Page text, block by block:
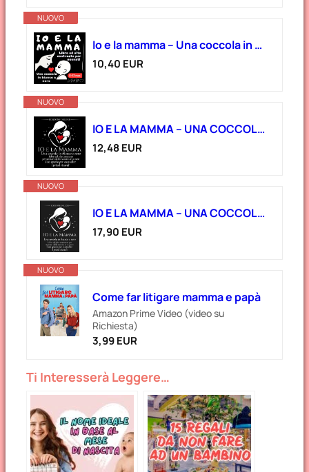
NUOVO
Io e la mamma – Una coccola in bianco e nero: Libro ad alto contrasto per neonati (0 -12 mesi)
10,40 EUR
NUOVO
IO E LA MAMMA – UNA COCCOLA IN BIANCO E NERO: Libro ad alto contrasto per neonati dalla nascita ai 12 mesi – Uno spazio per custodire i primi ricordi
12,48 EUR
NUOVO
IO E LA MAMMA – UNA COCCOLA IN BIANCO E NERO: Libro ad alto contrasto per neonati dalla nascita ai 12 mesi – Uno spazio per custodire i primi ricordi – Edizione Deluxe-copertina rigida
17,90 EUR
NUOVO
Come far litigare mamma e papà
Amazon Prime Video (video su
Richiesta)
3,99 EUR
Ti Interesserà Leggere…